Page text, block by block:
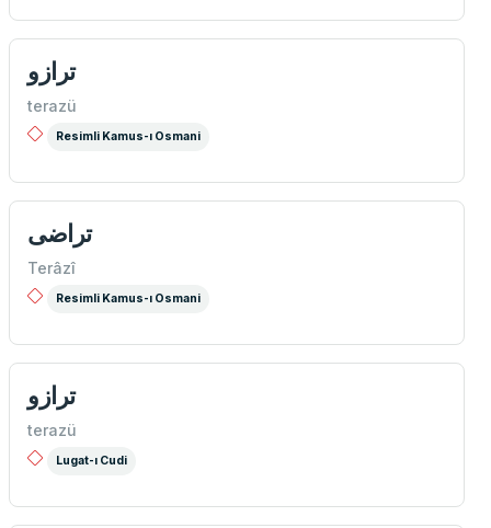
ترازو
terazü
Resimli Kamus-ı Osmani
تراضی
Terâzî
Resimli Kamus-ı Osmani
ترازو
terazü
Lugat-ı Cudi